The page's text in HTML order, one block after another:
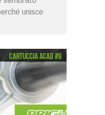
unisce